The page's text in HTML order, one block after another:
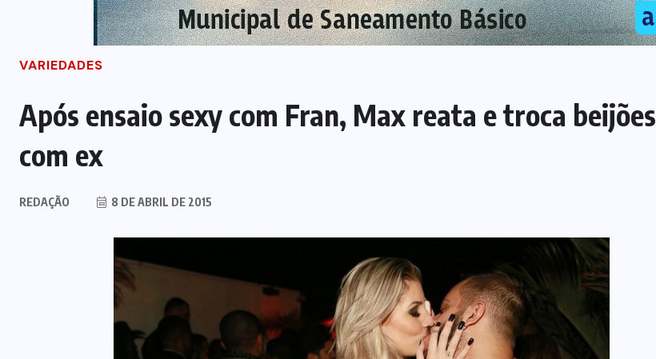
VARIEDADES
Após ensaio sexy com Fran, Max reata e troca beijões
com ex
REDAÇÃO 8 DE ABRIL DE 2015